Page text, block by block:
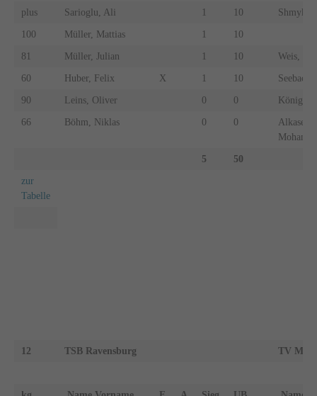
plus Sarioglu, Ali 1 10
100 Müller, Mattias 1 10
81 Müller, Julian 1 10 Weis,
60 Huber, Felix X 1 10 Seebach,
90 Leins, Oliver 0 0 König,
66 Böhm, Niklas 0 0
Alkasem,
5 50
zur
Tabelle
12 TSB Ravensburg TV